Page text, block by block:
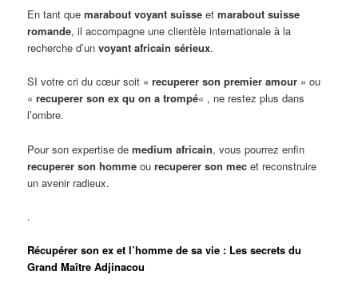
En tant quemarabout voyant suisse etmarabout suisse
romande, il accompagne une clientèle internationale à la
recherche d’unvoyant africain sérieux.
SI votre cri du cœur soit «recuperer son premier amour » ou
«recuperer son ex qu on a trompé« , ne restez plus dans
l’ombre.
Pour son expertise demedium africain, vous pourrez enfin
recuperer son homme ourecuperer son mec et reconstruire
un avenir radieux.
.
Récupérer son ex et l’homme de sa vie : Les secrets du
Grand Maître Adjinacou